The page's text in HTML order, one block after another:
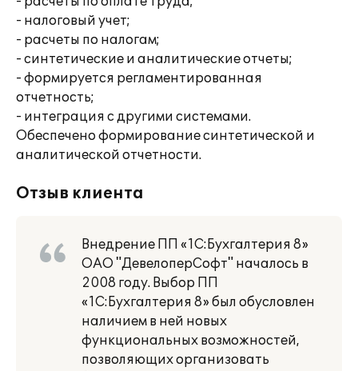
- налоговый учет;
- расчеты по налогам;
- синтетические и аналитические отчеты;
- формируется регламентированная
отчетность;
- интеграция с другими системами.
Обеспечено формирование синтетической и
аналитической отчетности.
Отзыв клиента
Внедрение ПП «1С:Бухгалтерия 8»
ОАО "ДевелоперСофт" началось в
2008 году. Выбор ПП
«1С:Бухгалтерия 8» был обусловлен
наличием в ней новых
функциональных возможностей,
позволяющих организовать